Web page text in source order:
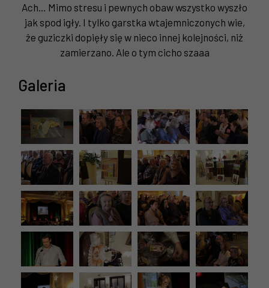
Ach… Mimo stresu i pewnych obaw wszystko wyszło
jak spod igły. I tylko garstka wtajemniczonych wie,
że guziczki dopięły się w nieco innej kolejności, niż
zamierzano. Ale o tym cicho szaaa
Galeria